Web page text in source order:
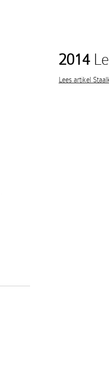
2014
Lees artikel